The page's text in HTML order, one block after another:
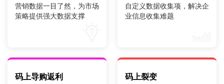
营销数据一目了然，为市场
策略提供强大数据支撑
自定义数据收集项，解决企
业信息收集难题
码上导购返利 码上裂变